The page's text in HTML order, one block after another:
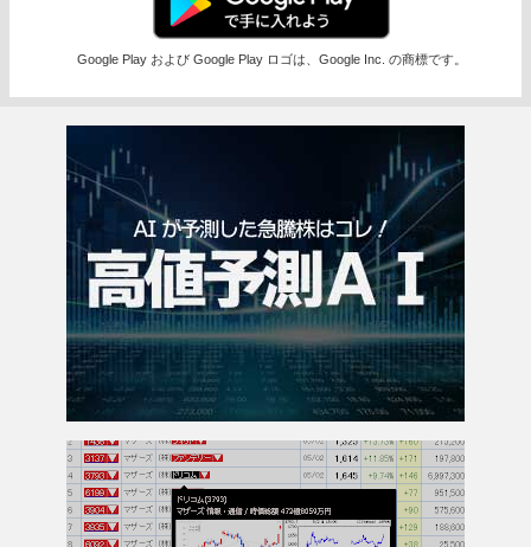
Google Play および Google Play ロゴは、Google Inc. の商標です。